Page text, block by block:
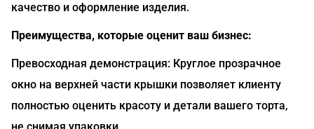
качество и оформление изделия.
Преимущества, которые оценит ваш бизнес:
Превосходная демонстрация: Круглое прозрачное
окно на верхней части крышки позволяет клиенту
полностью оценить красоту и детали вашего торта,